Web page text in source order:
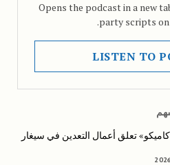
Opens the podcast in a new
party scripts on
LISTEN TO
تعلق أعمال التعدين في سيغار